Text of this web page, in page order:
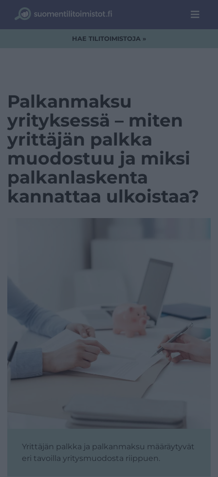
HAE TILITOIMISTOJA »
Palkanmaksu
yrityksessä – miten
yrittäjän palkka
muodostuu ja miksi
palkanlaskenta
kannattaa ulkoistaa?
Yrittäjän palkka ja palkanmaksu määräytyvät
eri tavoilla yritysmuodosta riippuen.